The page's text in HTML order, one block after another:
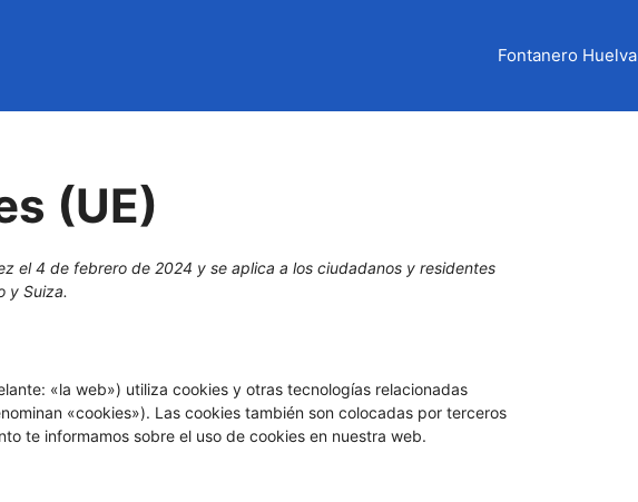
Fontanero Huelva
(UE)
el 4 de febrero de 2024 y se aplica a los ciudadanos y residentes
y Suiza.
«la web») utiliza cookies y otras tecnologías relacionadas
«cookies»). Las cookies también son colocadas por terceros
te informamos sobre el uso de cookies en nuestra web.